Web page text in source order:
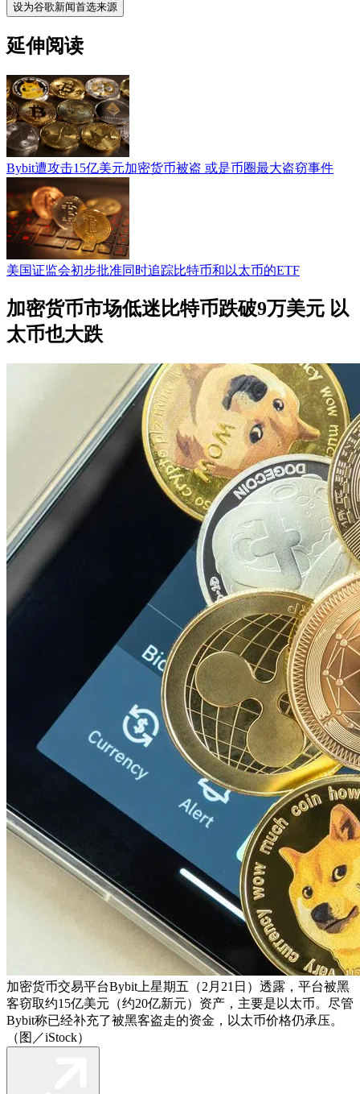
设为谷歌新闻首选来源
延伸阅读
Bybit遭攻击15亿美元加密货币被盗 或是币圈最大盗窃事件
美国证监会初步批准同时追踪比特币和以太币的ETF
加密货币市场低迷比特币跌破9万美元 以
太币也大跌
加密货币交易平台Bybit上星期五（2月21日）透露，平台被黑
客窃取约15亿美元（约20亿新元）资产，主要是以太币。尽管
Bybit称已经补充了被黑客盗走的资金，以太币价格仍承压。
（图／iStock）